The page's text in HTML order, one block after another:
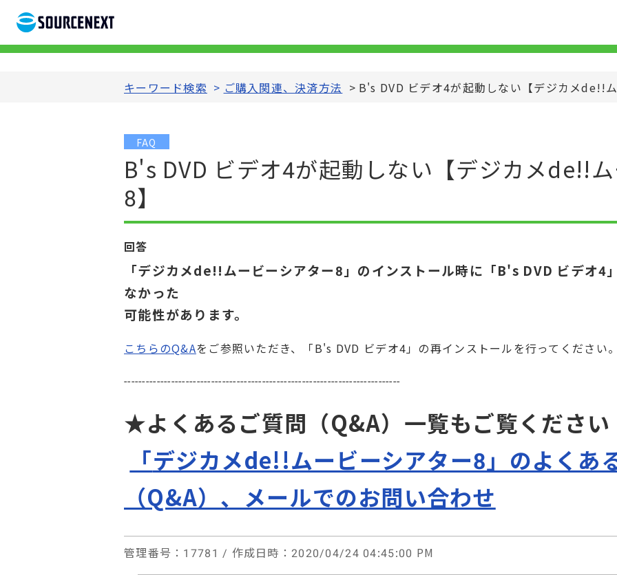
キーワード検索 > ご購入関連、決済方法 > B's DVD ビデオ4が起動しない【デジカメde!!ム
FAQ
B's DVD ビデオ4が起動しない【デジカメde!!
8】
回答
「デジカメde!!ムービーシアター8」のインストール時に「B's DVD ビデオ4
なかった
可能性があります。
こちらのQ&Aをご参照いただき、「B's DVD ビデオ4」の再インストールを行ってください。
----------------------------------------------------------------------------
★よくあるご質問（Q&A）一覧もご覧ください
「デジカメde!!ムービーシアター8」のよくあ
（Q&A）、メールでのお問い合わせ
管理番号 ：17781 / 作成日時 ：2020/04/24 04:45:00 PM